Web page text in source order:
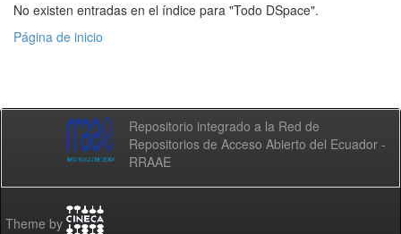
No existen entradas en el índice para "Todo DSpace".
Página de inicio
Repositorio integrado a la Red de
Repositorios de Acceso Abierto del Ecuador -
RRAAE
Theme by